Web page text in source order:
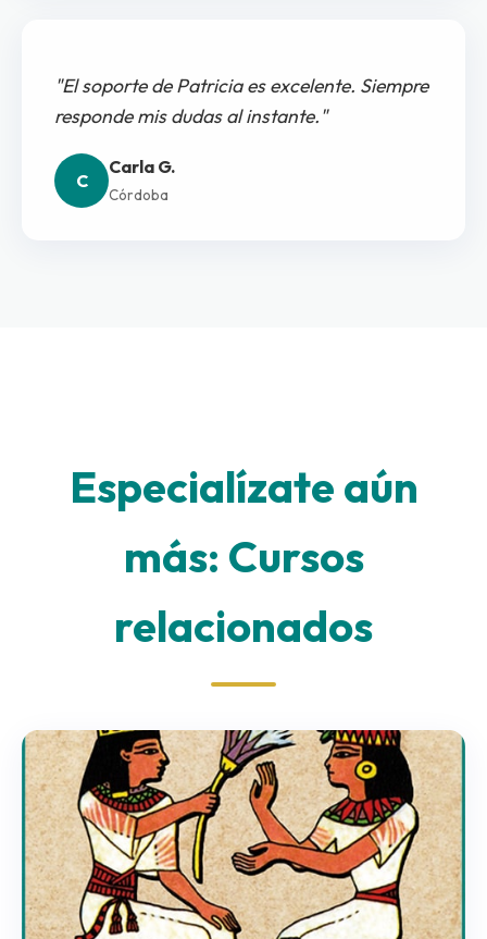
"El soporte de Patricia es excelente. Siempre
responde mis dudas al instante."
C
Carla G.
Córdoba
Especialízate aún
más: Cursos
relacionados